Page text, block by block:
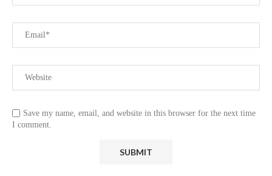
Save my name, email, and website in this browser for the next time
I comment.